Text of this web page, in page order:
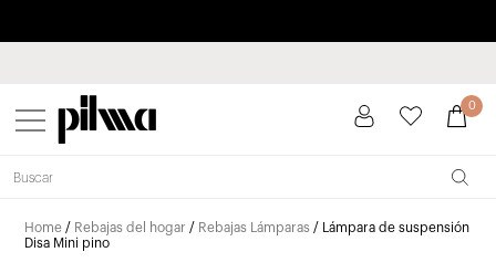
pilma 0
Home / Rebajas del hogar / Rebajas Lámparas / Lámpara de suspensión
Disa Mini pino